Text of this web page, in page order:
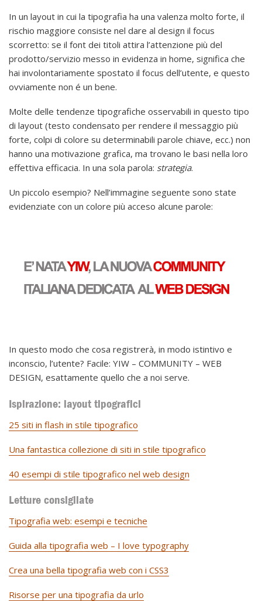
In un layout in cui la tipografia ha una valenza molto forte, il
rischio maggiore consiste nel dare al design il focus
scorretto: se il font dei titoli attira l’attenzione più del
prodotto/servizio messo in evidenza in home, significa che
hai involontariamente spostato il focus dell’utente, e questo
ovviamente non é un bene.
Molte delle tendenze tipografiche osservabili in questo tipo
di layout (testo condensato per rendere il messaggio più
forte, colpi di colore su determinabili parole chiave, ecc.) non
hanno una motivazione grafica, ma trovano le basi nella loro
effettiva efficacia. In una sola parola: strategia.
Un piccolo esempio? Nell’immagine seguente sono state
evidenziate con un colore più acceso alcune parole:
In questo modo che cosa registrerà, in modo istintivo e
inconscio, l’utente? Facile: YIW – COMMUNITY – WEB
DESIGN, esattamente quello che a noi serve.
Ispirazione: layout tipografici
25 siti in flash in stile tipografico
Una fantastica collezione di siti in stile tipografico
40 esempi di stile tipografico nel web design
Letture consigliate
Tipografia web: esempi e tecniche
Guida alla tipografia web – I love typography
Crea una bella tipografia web con i CSS3
Risorse per una tipografia da urlo